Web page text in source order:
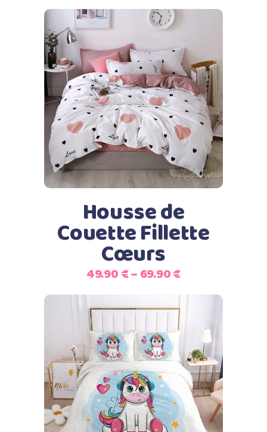
du
Choix des options
Ce
produit
a
plusieurs
variations.
Les
options
choisies
Housse de
Couette Fillette
Cœurs
49.90€–69.90€
Choix des options
Ce
produit
a
plusieurs